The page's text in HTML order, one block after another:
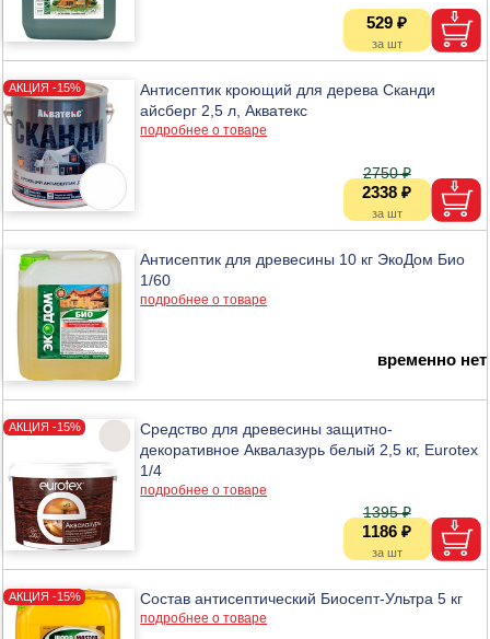
529 ₽
Антисептик кроющий для дерева Сканди
айсберг 2,5 л, Акватекс
подробнее о товаре
2338 ₽
2750 ₽
Антисептик для древесины 10 кг ЭкоДом Био
1/60
подробнее о товаре
временно нет
Средство для древесины защитно-
декоративное Аквалазурь белый 2,5 кг, Eurotex
1/4
подробнее о товаре
1186 ₽
1395 ₽
Состав антисептический Биосепт-Ультра 5 кг
подробнее о товаре